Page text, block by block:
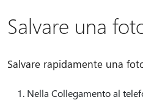
Salvare una
Salvare rapidamente una
Nella Collegamento al